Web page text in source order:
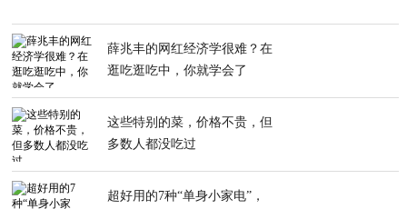
薛兆丰的网红经济学很难？在
逛吃逛吃中，你就学会了
这些特别的菜，价格不贵，但
多数人都没吃过
超好用的7种“单身小家电”，